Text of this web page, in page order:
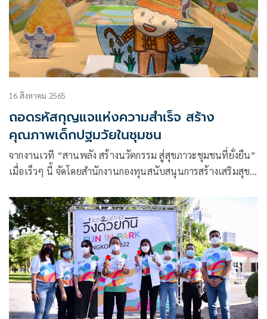
16 สิงหาคม 2565
ถอดรหัสกุญแจแห่งความสำเร็จ สร้าง
คุณภาพเด็กปฐมวัยในชุมชน
จากงานเวที “สานพลัง สร้างนวัตกรรม สู่สุขภาวะชุมชนที่ยั่งยืน”
เมื่อเร็วๆ นี้ จัดโดยสำนักงานกองทุนสนับสนุนการสร้างเสริมสุข